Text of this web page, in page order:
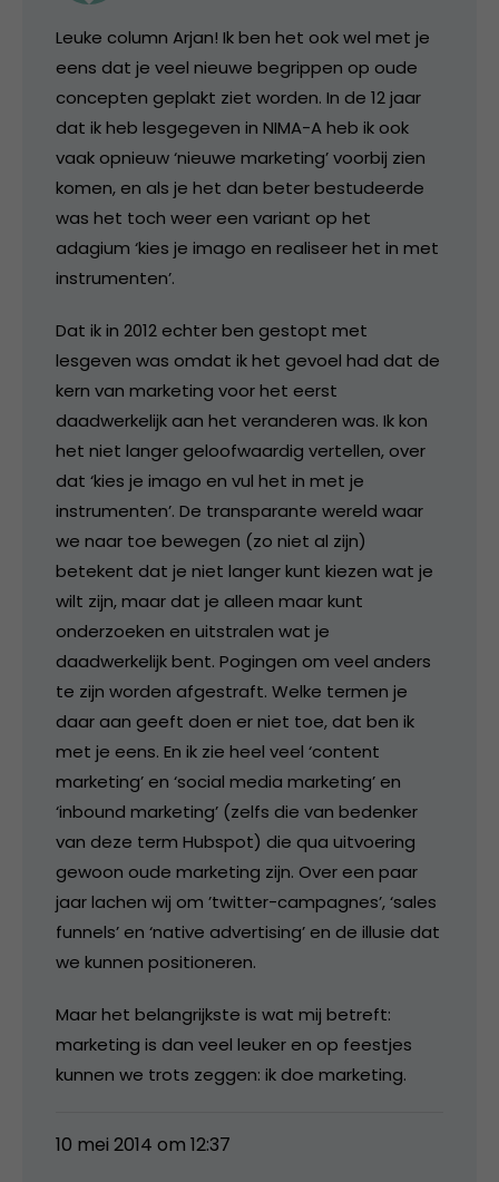
Leuke column Arjan! Ik ben het ook wel met je
eens dat je veel nieuwe begrippen op oude
concepten geplakt ziet worden. In de 12 jaar
dat ik heb lesgegeven in NIMA-A heb ik ook
vaak opnieuw ‘nieuwe marketing’ voorbij zien
komen, en als je het dan beter bestudeerde
was het toch weer een variant op het
adagium ‘kies je imago en realiseer het in met
instrumenten’.
Dat ik in 2012 echter ben gestopt met
lesgeven was omdat ik het gevoel had dat de
kern van marketing voor het eerst
daadwerkelijk aan het veranderen was. Ik kon
het niet langer geloofwaardig vertellen, over
dat ‘kies je imago en vul het in met je
instrumenten’. De transparante wereld waar
we naar toe bewegen (zo niet al zijn)
betekent dat je niet langer kunt kiezen wat je
wilt zijn, maar dat je alleen maar kunt
onderzoeken en uitstralen wat je
daadwerkelijk bent. Pogingen om veel anders
te zijn worden afgestraft. Welke termen je
daar aan geeft doen er niet toe, dat ben ik
met je eens. En ik zie heel veel ‘content
marketing’ en ‘social media marketing’ en
‘inbound marketing’ (zelfs die van bedenker
van deze term Hubspot) die qua uitvoering
gewoon oude marketing zijn. Over een paar
jaar lachen wij om ’twitter-campagnes’, ‘sales
funnels’ en ‘native advertising’ en de illusie dat
we kunnen positioneren.
Maar het belangrijkste is wat mij betreft:
marketing is dan veel leuker en op feestjes
kunnen we trots zeggen: ik doe marketing.
10 mei 2014 om 12:37